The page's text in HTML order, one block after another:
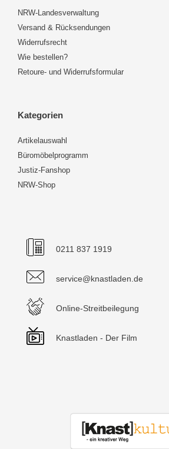
NRW-Landesverwaltung
Versand & Rücksendungen
Widerrufsrecht
Wie bestellen?
Retoure- und Widerrufsformular
Kategorien
Artikelauswahl
Büromöbelprogramm
Justiz-Fanshop
NRW-Shop
0211 837 1919
service@knastladen.de
Online-Streitbeilegung
Knastladen - Der Film